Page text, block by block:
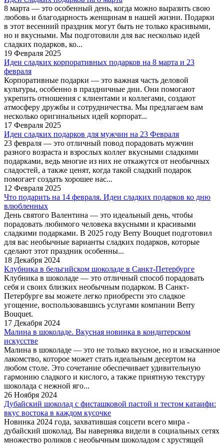
8 марта — это особенный день, когда можно выразить свою
любовь и благодарность женщинам в нашей жизни. Подарки
в этот весенний праздник могут быть не только красивыми,
но и вкусными. Мы подготовили для вас несколько идей
сладких подарков, ко...
19 Февраля 2025
Идеи сладких корпоративных подарков на 8 марта и 23
февраля
Корпоративные подарки — это важная часть деловой
культуры, особенно в праздничные дни. Они помогают
укрепить отношения с клиентами и коллегами, создают
атмосферу дружбы и сотрудничества. Мы предлагаем вам
несколько оригинальных идей корпорат...
17 Февраля 2025
Идеи сладких подарков для мужчин на 23 Февраля
23 февраля — это отличный повод порадовать мужчин
разного возраста и взрослых коллег вкусными сладкими
подарками, ведь многие из них не откажутся от необычных
сладостей, а также ценят, когда такой сладкий подарок
помогает создать хорошее нас...
12 Февраля 2025
Что подарить на 14 февраля. Идеи сладких подарков ко дню
влюбленных
День святого Валентина — это идеальный день, чтобы
порадовать любимого человека вкусными и красивыми
сладкими подарками. В 2025 году Berry Bouquet подготовил
для вас необычные варианты сладких подарков, которые
сделают этот праздник особенны...
18 Декабря 2024
Клубника в бельгийском шоколаде в Санкт-Петербурге
Клубника в шоколаде — это отличный способ порадовать
себя и своих близких необычным подарком. В Санкт-
Петербурге вы можете легко приобрести это сладкое
угощение, воспользовавшись услугами компании Berry
Bouquet.
17 Декабря 2024
Малина в шоколаде. Вкусная новинка в кондитерском
искусстве
Малина в шоколаде — это не только вкусное, но и изысканное
лакомство, которое может стать идеальным десертом на
любом столе. Это сочетание обеспечивает удивительную
гармонию сладкого и кислого, а также приятную текстуру
шоколада с нежной яго...
26 Ноября 2024
Дубайский шоколад с фисташковой пастой и тестом катаифи:
вкус востока в каждом кусочке
Новинка 2024 года, захватившая соцсети всего мира -
дубайский шоколад. Вы наверняка видели в социальных сетях
множество роликов с необычным шоколадом с хрустящей